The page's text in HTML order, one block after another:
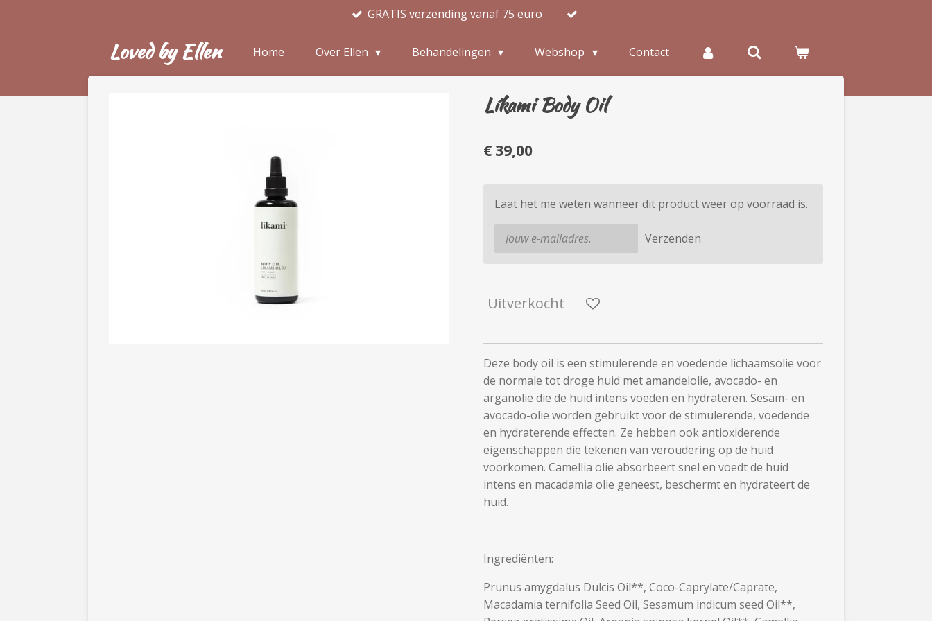
GRATIS verzending vanaf 75 euro
Loved by Ellen Home Over Ellen Behandelingen Webshop Contact
Líkami Body Oil
€ 39,00
Laat het me weten wanneer dit product weer op voorraad is.
Verzenden
Uitverkocht
Deze body oil is een stimulerende en voedende lichaamsolie voor
de normale tot droge huid met amandelolie, avocado- en
arganolie die de huid intens voeden en hydrateren. Sesam- en
avocado-olie worden gebruikt voor de stimulerende, voedende
en hydraterende effecten. Ze hebben ook antioxiderende
eigenschappen die tekenen van veroudering op de huid
voorkomen. Camellia olie absorbeert snel en voedt de huid
intens en macadamia olie geneest, beschermt en hydrateert de
huid.
Ingrediënten:
Prunus amygdalus Dulcis Oil**, Coco-Caprylate/Caprate,
Macadamia ternifolia Seed Oil, Sesamum indicum seed Oil**,